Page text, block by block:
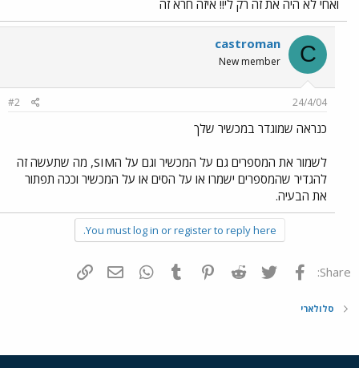
ואחי לא היה את זה רק לי!! איזה חרא זה
C
castroman
New member
24/4/04
#2
כנראה שמוגדר במכשיר שלך
לשמור את המספרים גם על המכשיר וגם על הSIM, מה שתעשה זה
להגדיר שהמספרים ישמרו או על הסים או על המכשיר וככה תפתור
את הבעיה.
You must log in or register to reply here.
Share: פייסבוק Twitter
Reddit
Pinterest
Tumblr
WhatsAppדואר אלקטרוני
סלולארי